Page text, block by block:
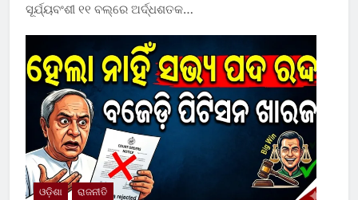
ସୂର୍ଯ୍ୟବଂଶୀ ୧୧ ବଲ୍‌ରେ ଅର୍ଦ୍ଧଶତକ…
ଓଡ଼ିଶା ରାଜନୀତି